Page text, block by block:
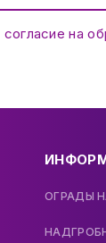
согласие на
ОГРАДЫ